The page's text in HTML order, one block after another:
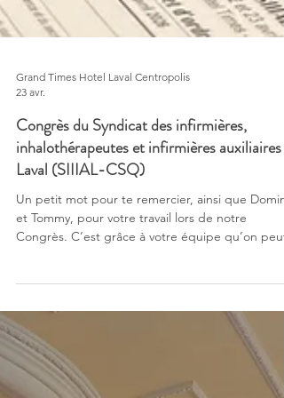
Grand Times Hotel Laval Centropolis
Congrès du Syndicat des infirmières,
inhalothérapeutes et infirmières auxiliaires
et Tommy, pour votre travail lors de notre
Congrès. C’est grâce à votre équipe qu’on peut
qualifier notre événement de succès! Nous
n’hésiterons certainement pas à recommander
votre compagnie et à vous solliciter de nouveau